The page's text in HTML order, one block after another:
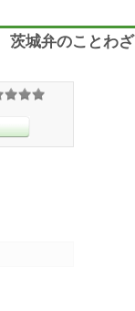
茨城弁のことわざ